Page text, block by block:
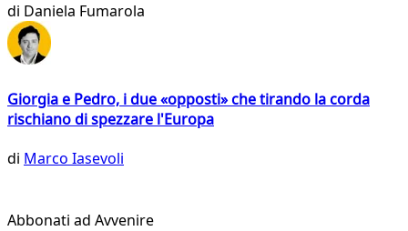
di Daniela Fumarola
Giorgia e Pedro, i due «opposti» che tirando la corda
rischiano di spezzare l'Europa
di Marco Iasevoli
Abbonati ad Avvenire